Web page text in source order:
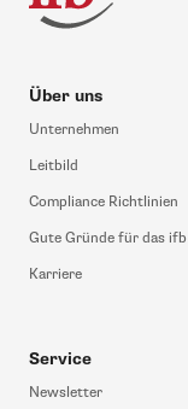
Über uns
Unternehmen
Leitbild
Compliance Richtlinien
Gute Gründe für das ifb
Karriere
Service
Newsletter